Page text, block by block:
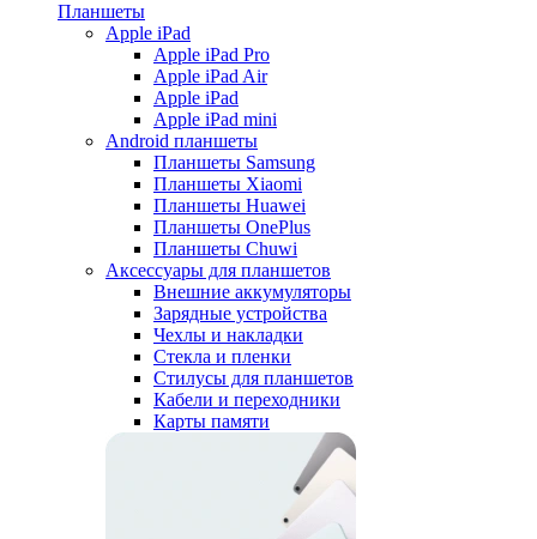
Планшеты
Apple iPad
Apple iPad Pro
Apple iPad Air
Apple iPad
Apple iPad mini
Android планшеты
Планшеты Samsung
Планшеты Xiaomi
Планшеты Huawei
Планшеты OnePlus
Планшеты Chuwi
Аксессуары для планшетов
Внешние аккумуляторы
Зарядные устройства
Чехлы и накладки
Стекла и пленки
Стилусы для планшетов
Кабели и переходники
Карты памяти